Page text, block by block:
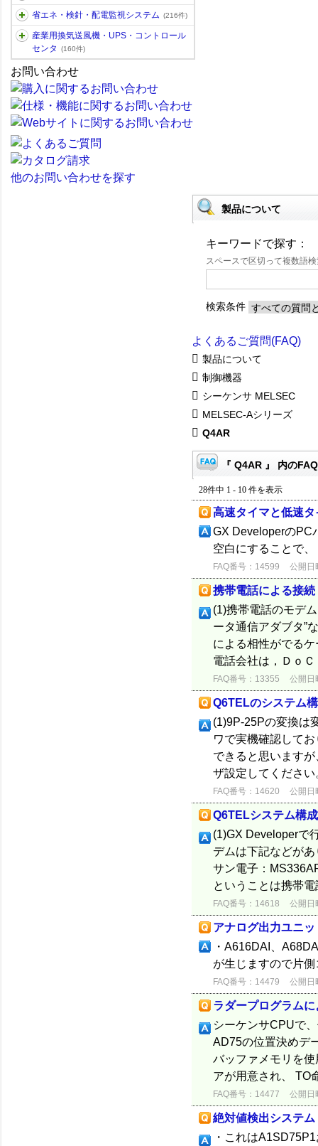
省エネ・検針・配電監視システム (216件)
産業用換気送風機・UPS・コントロール
センタ
(160件)
お問い合わせ
他のお問い合わせを探す
製品について
キーワードで探す：
スペースで区切って複数語
検索条件
よくあるご質問(FAQ)
製品について
制御機器
シーケンサ MELSEC
MELSEC-Aシリーズ
Q4AR
『 Q4AR 』 内のFAQ
28件中 1 - 10 件を表示
高速タイマと低速
GX DeveloperのPC
空白にすることで
FAQ番号：14599 公開日
携帯電話による接続
(1)携帯電話のモデ
ータ通信アダブタ”
による相性がでる
電話会社は，Ｄｏ
FAQ番号：13355 公開日
Q6TELのシステム
(1)9P-25Pの変換は
ワで実機確認して
できると思います
ザ設定してくださ
FAQ番号：14620 公開日
Q6TELシステム構
(1)GX Developerで
デムは下記などが
サン電子：
ということは携帯
FAQ番号：14618 公開日
アナログ出力ユニ
・A616DAI、
が生じますので片
FAQ番号：14479 公開日
ラダープログラム
シーケンサCPUで
AD75の位置決めデ
バッファメモリを
アが用意され、 TO
FAQ番号：14477 公開日
絶対値検出システム
・これは